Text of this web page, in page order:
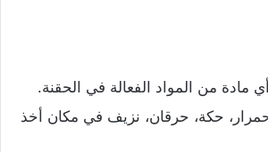
مادة من المواد الفعالة في الحقنة.
حكة، حرقان، نزيف في مكان أخذ